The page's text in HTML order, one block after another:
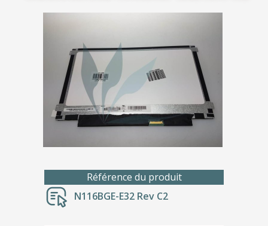
Référence du produit
N116BGE-E32 Rev C2